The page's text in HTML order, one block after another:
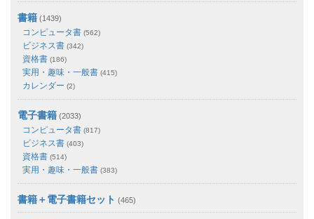
書籍 (1439)
コンピュータ書 (562)
ビジネス書 (342)
資格書 (186)
実用・趣味・一般書 (415)
カレンダー (2)
電子書籍 (2033)
コンピュータ書 (817)
ビジネス書 (403)
資格書 (514)
実用・趣味・一般書 (383)
書籍＋電子書籍セット (465)